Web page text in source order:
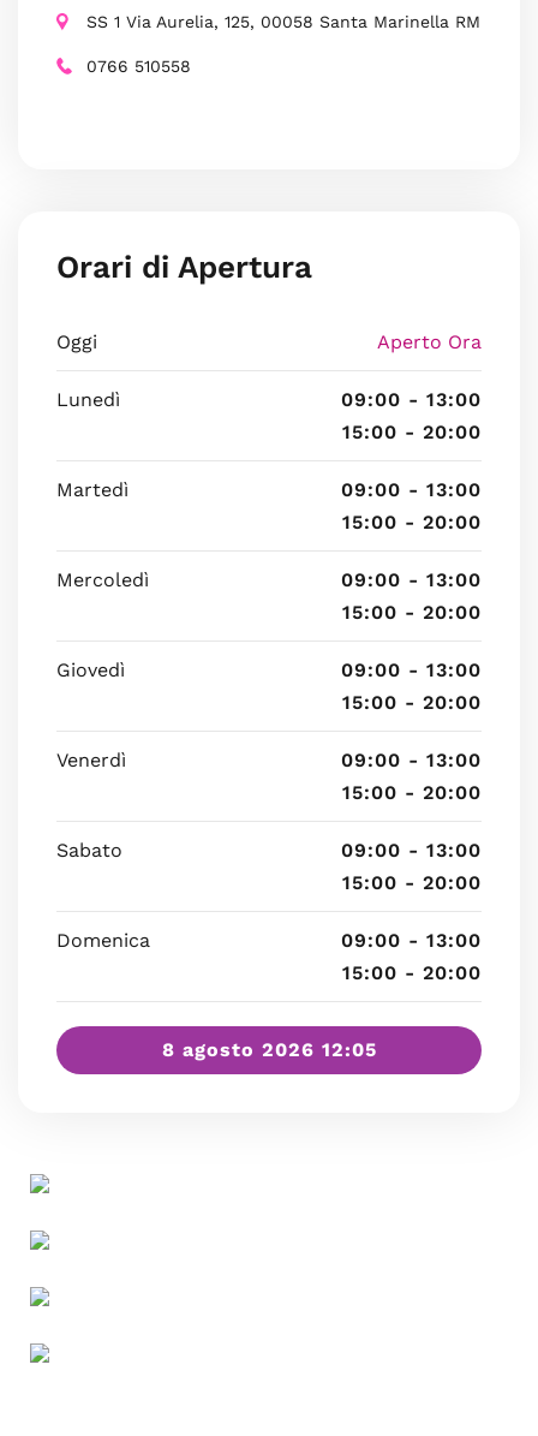
SS 1 Via Aurelia, 125, 00058 Santa Marinella RM
0766 510558
Orari di Apertura
Oggi Aperto Ora
Lunedì
09:00 - 13:00
15:00 - 20:00
Martedì
09:00 - 13:00
15:00 - 20:00
Mercoledì
09:00 - 13:00
15:00 - 20:00
Giovedì
09:00 - 13:00
15:00 - 20:00
Venerdì
09:00 - 13:00
15:00 - 20:00
Sabato
09:00 - 13:00
15:00 - 20:00
Domenica
09:00 - 13:00
15:00 - 20:00
8 agosto 2026 12:05